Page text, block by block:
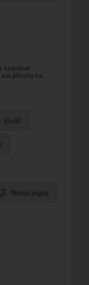
szeretnél
állította be.
Elvált
Nyilas jegyű